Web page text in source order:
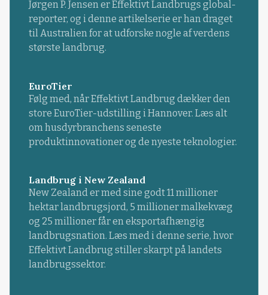
Jørgen P. Jensen er Effektivt Landbrugs global-
reporter, og i denne artikelserie er han draget
til Australien for at udforske nogle af verdens
største landbrug.
EuroTier
Følg med, når Effektivt Landbrug dækker den
store EuroTier-udstilling i Hannover. Læs alt
om husdyrbranchens seneste
produktinnovationer og de nyeste teknologier.
Landbrug i New Zealand
New Zealand er med sine godt 11 millioner
hektar landbrugsjord, 5 millioner malkekvæg
og 25 millioner får en eksportafhængig
landbrugsnation. Læs med i denne serie, hvor
Effektivt Landbrug stiller skarpt på landets
landbrugssektor.